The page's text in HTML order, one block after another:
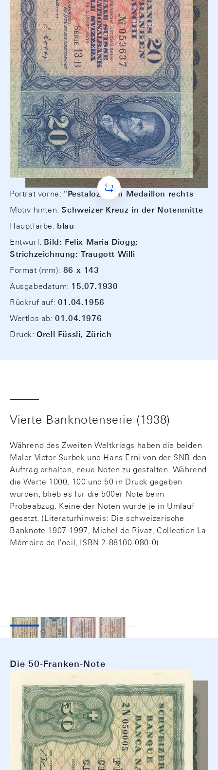
Porträt vorne: "Pestalozzi" im Medaillon rechts
Motiv hinten:Schweizer Kreuz in der Notenmitte
Hauptfarbe: blau
Entwurf: Bild: Felix Maria Diogg;
Strichzeichnung: Traugott Willi
Format (mm): 86 x 143
Ausgabedatum: 15.07.1930
Rückruf auf: 01.04.1956
Wertlos ab:01.04.1976
Druck:Orell Füssli, Zürich
Vierte Banknotenserie (1938)
Während des Zweiten Weltkriegs haben die beiden
Maler Victor Surbek und Hans Erni von der SNB den
Auftrag erhalten, neue Noten zu gestalten. Während
die Werte 1000, 100 und 50 in Druck gegeben
wurden, blieb es für die 500er Note beim
Probeabzug. Keine der Noten wurde je in Umlauf
gesetzt. (Literaturhinweis: Die schweizerische
Banknote 1907-1997, Michel de Rivaz, Collection La
Mémoire de l'oeil, ISBN 2-88100-080-0)
Die 50-Franken-Note